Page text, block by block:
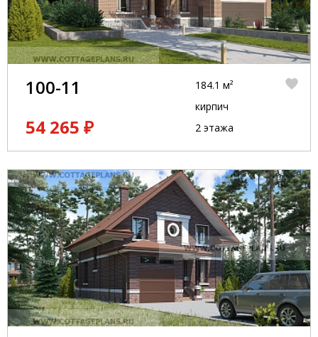
100-11
54 265 ₽
184.1 м²
кирпич
2 этажа